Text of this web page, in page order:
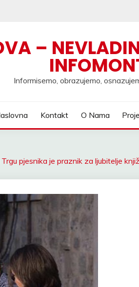
–
Informisemo, obrazujemo,
Kontakt O Nama
pjesnika je praznik za ljubitelje